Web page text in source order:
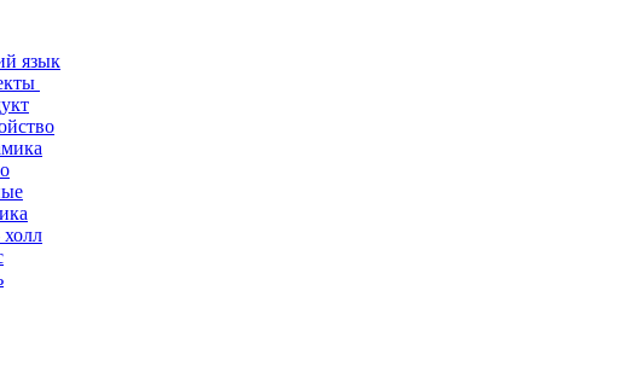
язык